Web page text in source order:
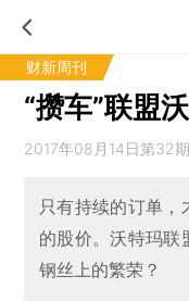
财新周刊
“攒车”联盟
2017年08月14日第32期
只有持续的订单，
的股价。沃特玛联
钢丝上的繁荣？